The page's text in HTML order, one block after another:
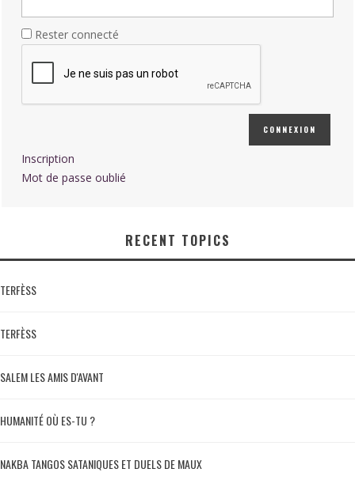
Rester connecté
CONNEXION
Inscription
Mot de passe oublié
RECENT TOPICS
TERFÈSS
TERFÈSS
SALEM LES AMIS D'AVANT
HUMANITÉ OÙ ES-TU ?
NAKBA TANGOS SATANIQUES ET DUELS DE MAUX